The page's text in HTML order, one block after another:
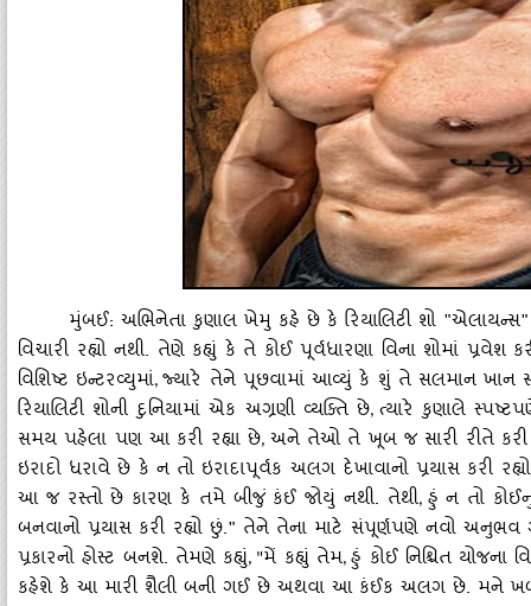
મુંબઈ: અભિનેતા કુણાલ ખેમુ કહે છે કે રિયાલિટી શો
વિચારી રહ્યો નથી. તેણે કહ્યું કે તે કોઈ પૂર્વધારણા વિના શોમાં
વિશિષ્ટ ઇન્ટરવ્યુમાં,જ્યારે તેને પૂછવામાં આવ્યું કે શું તે સલમાન ખાન
રિયાલિટી શોની દુનિયામાં એક અગ્રણી વ્યક્તિ છે, ત્યારે કુણાલે
સમય પહેલા પણ આ કરી રહ્યા છે, અને તેઓ તે ખૂબ જ સારી રીતે કરી
ઇરાદો ધરાવે છે કે ન તો ઇરાદાપૂર્વક અલગ દેખાવાનો પ્રયાસ
આ જ રસ્તો છે કારણ કે તમે બીજું કંઈ જોયું નથી. તેથી, હું ન તો
બનવાનો પ્રયાસ કરી રહ્યો છું." તેને તેના માટે સંપૂર્ણપણે નવો અનુભવ
પ્રકારનો હોસ્ટ બનશે. તેમણે કહ્યું, "મેં કહ્યું તેમ,હું કોઈ નિશ્ચિત
કહેશે કે આ મારી શૈલી બની ગઈ છે અથવા આ કંઈક અલગ છે. મને